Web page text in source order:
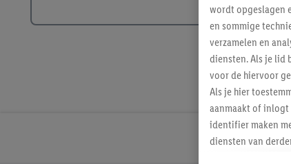
wordt opgeslagen
en sommige
verzamelen en
diensten. Als je lid
voor de hiervoor
Als je hier
aanmaakt of inlogt
identifier maken
diensten van